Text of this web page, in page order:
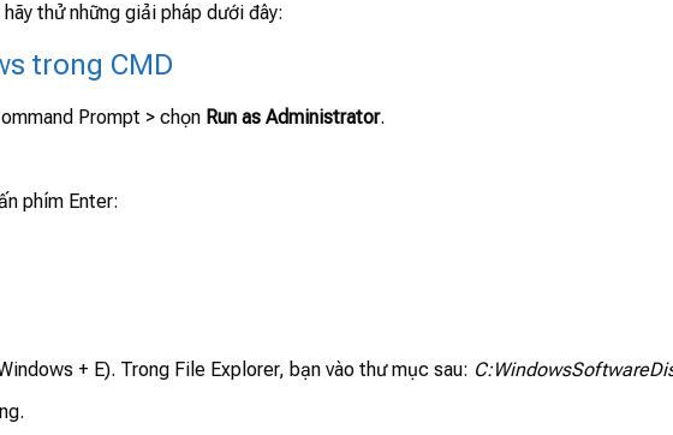
thử những giải pháp dưới đây:
trong CMD
Prompt > chọn Run as Administrator.
phím Enter:
+ E). Trong File Explorer, bạn vào thư mục sau: